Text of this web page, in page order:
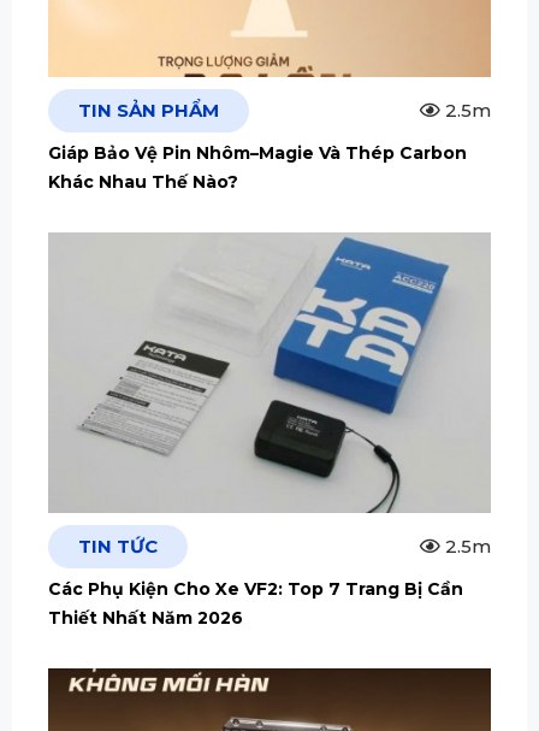
TIN SẢN PHẨM 2.5m
Giáp Bảo Vệ Pin Nhôm–Magie Và Thép Carbon
Khác Nhau Thế Nào?
TIN TỨC 2.5m
Các Phụ Kiện Cho Xe VF2: Top 7 Trang Bị Cần
Thiết Nhất Năm 2026